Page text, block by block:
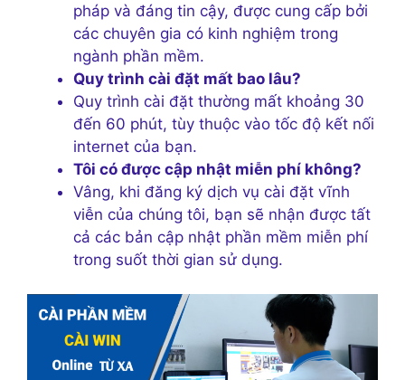
pháp và đáng tin cậy, được cung cấp bởi
các chuyên gia có kinh nghiệm trong
ngành phần mềm.
Quy trình cài đặt mất bao lâu?
Quy trình cài đặt thường mất khoảng 30
đến 60 phút, tùy thuộc vào tốc độ kết nối
internet của bạn.
Tôi có được cập nhật miễn phí không?
Vâng, khi đăng ký dịch vụ cài đặt vĩnh
viễn của chúng tôi, bạn sẽ nhận được tất
cả các bản cập nhật phần mềm miễn phí
trong suốt thời gian sử dụng.